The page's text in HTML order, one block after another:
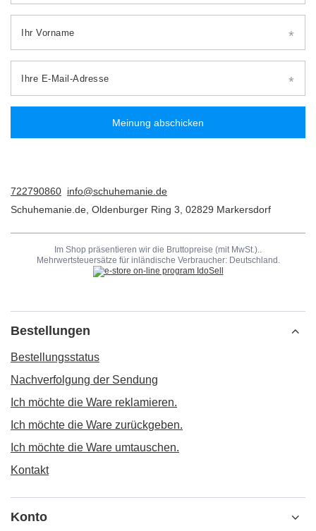
Ihr Vorname
Ihre E-Mail-Adresse
Meinung abschicken
722790860 info@schuhemanie.de
Schuhemanie.de Oldenburger Ring 3 02829 Markersdorf
Im Shop präsentieren wir die Bruttopreise (mit MwSt.)..
Mehrwertsteuersätze für inländische Verbraucher: Deutschland .
Bestellungen
Bestellungsstatus
Nachverfolgung der Sendung
Ich möchte die Ware reklamieren.
Ich möchte die Ware zurückgeben.
Ich möchte die Ware umtauschen.
Kontakt
Konto